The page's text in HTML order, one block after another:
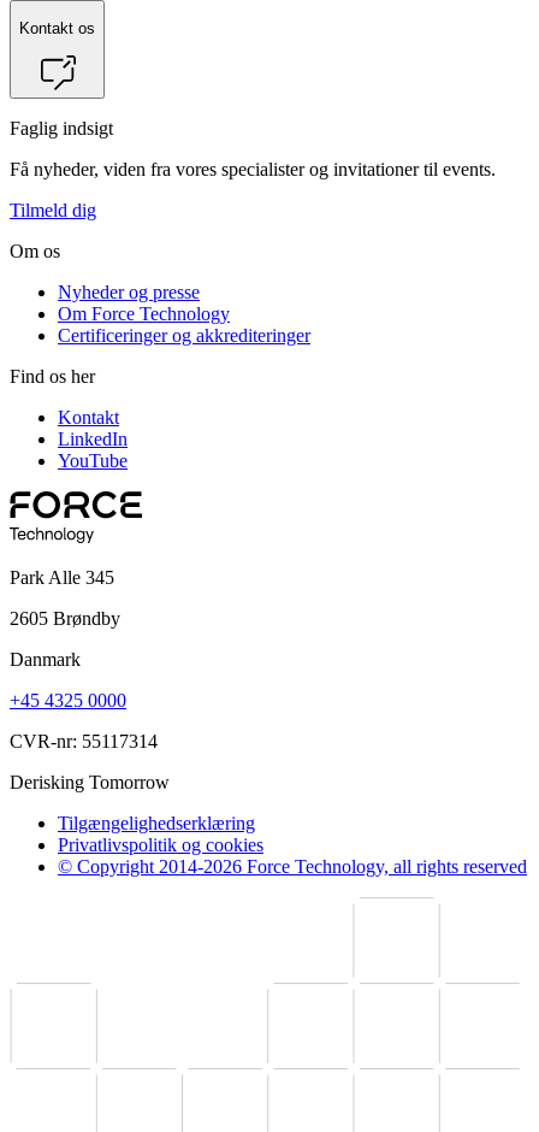
Kontakt os
Faglig indsigt
Få nyheder, viden fra vores specialister og invitationer til events.
Tilmeld dig
Om os
Nyheder og presse
Om Force Technology
Certificeringer og akkrediteringer
Find os her
Kontakt
LinkedIn
YouTube
Park Alle 345
2605 Brøndby
Danmark
+45 4325 0000
CVR-nr: 55117314
Derisking Tomorrow
Tilgængelighedserklæring
Privatlivspolitik og cookies
© Copyright 2014-2026 Force Technology, all rights reserved